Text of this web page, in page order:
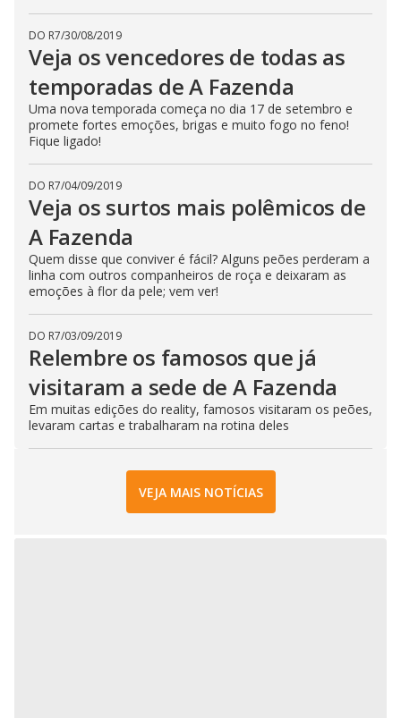
DO R7/30/08/2019
Veja os vencedores de todas as
temporadas de A Fazenda
Uma nova temporada começa no dia 17 de setembro e
promete fortes emoções, brigas e muito fogo no feno!
Fique ligado!
DO R7/04/09/2019
Veja os surtos mais polêmicos de
A Fazenda
Quem disse que conviver é fácil? Alguns peões perderam a
linha com outros companheiros de roça e deixaram as
emoções à flor da pele; vem ver!
DO R7/03/09/2019
Relembre os famosos que já
visitaram a sede de A Fazenda
Em muitas edições do reality, famosos visitaram os peões,
levaram cartas e trabalharam na rotina deles
VEJA MAIS NOTÍCIAS